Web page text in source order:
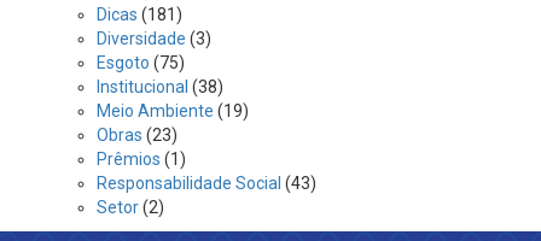
Dicas (181)
Diversidade (3)
Esgoto (75)
Institucional (38)
Meio Ambiente (19)
Obras (23)
Prêmios (1)
Responsabilidade Social (43)
Setor(2)